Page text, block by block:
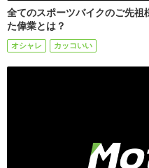
全てのスポーツバイクのご先
た偉業とは？
オシャレ カッコいい